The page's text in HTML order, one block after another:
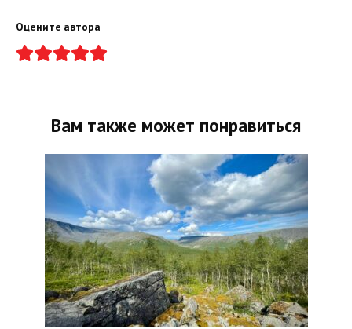
Оцените автора
Вам также может понравиться